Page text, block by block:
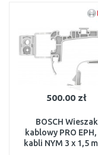
Do porównania
500.00 zł
BOSCH Wieszak
kablowy PRO
kabli NYM 3 x 1,5